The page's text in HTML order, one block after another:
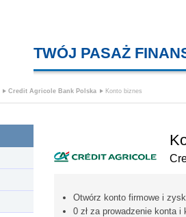
TWÓJ PASAŻ
Credit Agricole Bank Polska Konto biznes
Otwórz konto firmowe i
0 zł za prowadzenie konta i